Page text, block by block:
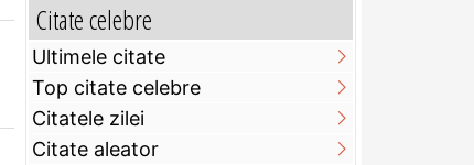
Citate celebre
Ultimele citate
Top citate celebre
Citatele zilei
Citate aleator